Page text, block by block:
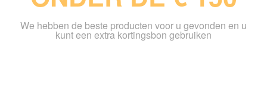
We hebben de beste producten voor u gevonden en u
kunt een extra kortingsbon gebruiken